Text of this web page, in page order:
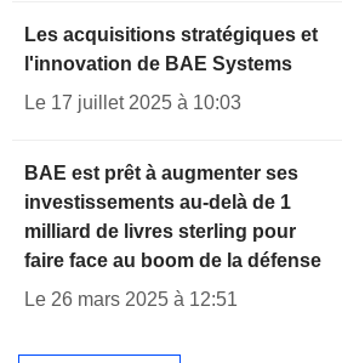
Les acquisitions stratégiques et
l'innovation de BAE Systems
Le 17 juillet 2025 à 10:03
BAE est prêt à augmenter ses
investissements au-delà de 1
milliard de livres sterling pour
faire face au boom de la défense
Le 26 mars 2025 à 12:51